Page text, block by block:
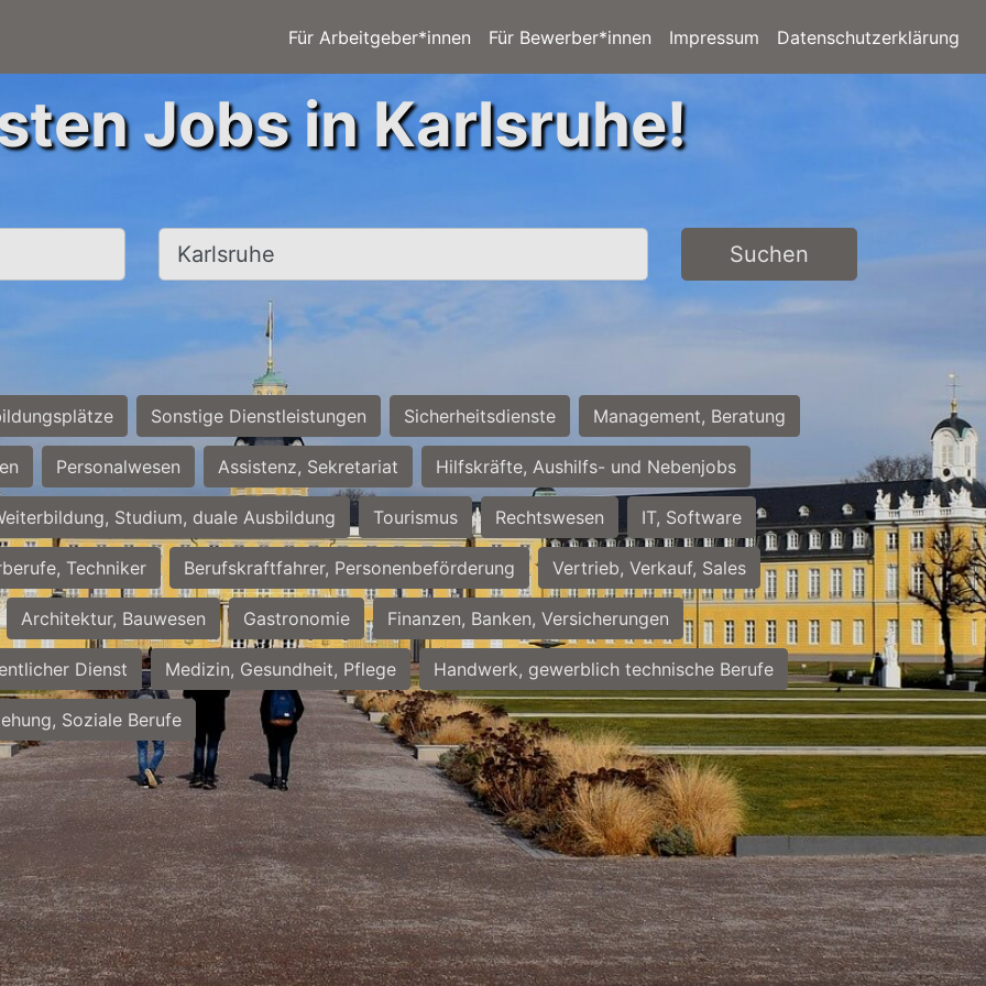
Für Arbeitgeber*innen Für Bewerber*innen Impressum Datenschutzerklärung
Jobs in Karlsruhe!
Ort, Stadt Suchen
Sonstige Dienstleistungen Sicherheitsdienste Management, Beratung
Personalwesen Assistenz, Sekretariat Hilfskräfte, Aushilfs- und Nebenjobs
Studium, duale Ausbildung Tourismus Rechtswesen IT, Software
Techniker Berufskraftfahrer, Personenbeförderung Vertrieb, Verkauf, Sales
Architektur, Bauwesen Gastronomie Finanzen, Banken, Versicherungen
Dienst Medizin, Gesundheit, Pflege Handwerk, gewerblich technische Berufe
Soziale Berufe